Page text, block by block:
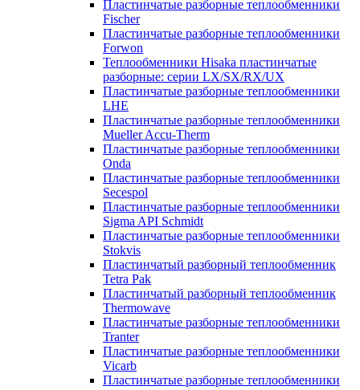
Пластинчатые разборные теплообменники
Fischer
Пластинчатые разборные теплообменники
Forwon
Теплообменники Hisaka пластинчатые
разборные: серии LX/SX/RX/UX
Пластинчатые разборные теплообменники
LHE
Пластинчатые разборные теплообменники
Mueller Accu-Therm
Пластинчатые разборные теплообменники
Onda
Пластинчатые разборные теплообменники
Secespol
Пластинчатые разборные теплообменники
Sigma API Schmidt
Пластинчатые разборные теплообменники
Stokvis
Пластинчатый разборный теплообменник
Tetra Pak
Пластинчатый разборный теплообменник
Thermowave
Пластинчатые разборные теплообменники
Tranter
Пластинчатые разборные теплообменники
Vicarb
Пластинчатые разборные теплообменники